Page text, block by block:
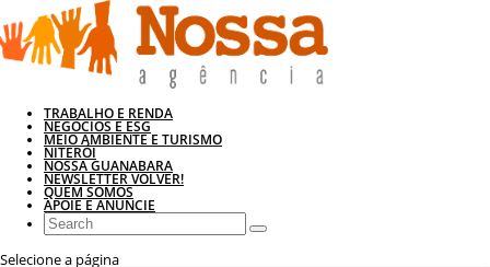
TRABALHO E RENDA
NEGÓCIOS E ESG
MEIO AMBIENTE E TURISMO
NITERÓI
NOSSA GUANABARA
NEWSLETTER VOLVER!
QUEM SOMOS
APOIE E ANUNCIE
Selecione a página